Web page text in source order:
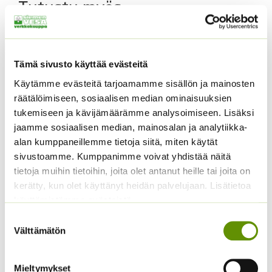
Tämä sivusto käyttää evästeitä
Käytämme evästeitä tarjoamamme sisällön ja mainosten
räätälöimiseen, sosiaalisen median ominaisuuksien
tukemiseen ja kävijämäärämme analysoimiseen. Lisäksi
jaamme sosiaalisen median, mainosalan ja analytiikka-
alan kumppaneillemme tietoja siitä, miten käytät
sivustoamme. Kumppanimme voivat yhdistää näitä
tietoja muihin tietoihin, joita olet antanut heille tai joita on
kerätty, kun olet käyttänyt heidän palvelujaan. Lisätietoa
käyttämistämme evästeistä
valinta
Välttämätön
Mieltymykset
Tutustu myös
Tomaatti Goldene
Königin annos, 1 g, tai 5
g.
ALE!
arvonlisäveron
Avomaankurkku Reinin
rypäle
1,45€ – 19,45 €Hintaluokka:
19,45 €
Sisältää